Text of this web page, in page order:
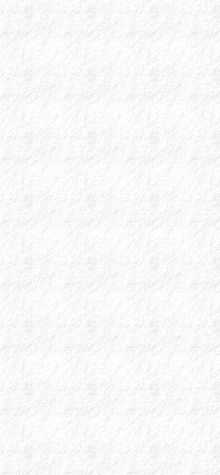
ΚΜΕΣ
Νέα
της
που έχουν κάνουν
Μετά τις 12 Μαΐου
θα προκύψει
μετά.
Απαραίτητες
1. Υποχρεωτική
ΕΟΠΥΥ,
φαρμακοποιού.
2. Σύνδεση και
Ολοκληρώστε τη
του συνδέσμου:
https://
ΑΛΛΑΓΗ
Αγαπητέ
Μελετήσαμε
πολύτιμο
τηλεφωνικού μας
άμεση και
Πέμπτη 23/4/2026
δρομολογούνται
εκπρόσωπο
της
αιτήματός σας
(για περισσότερα